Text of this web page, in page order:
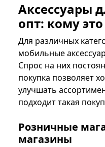
Аксессуары
опт: кому
Для различных
мобильные
Спрос на них
покупка позволяет
улучшать
подходит такая
Розничные
магазины